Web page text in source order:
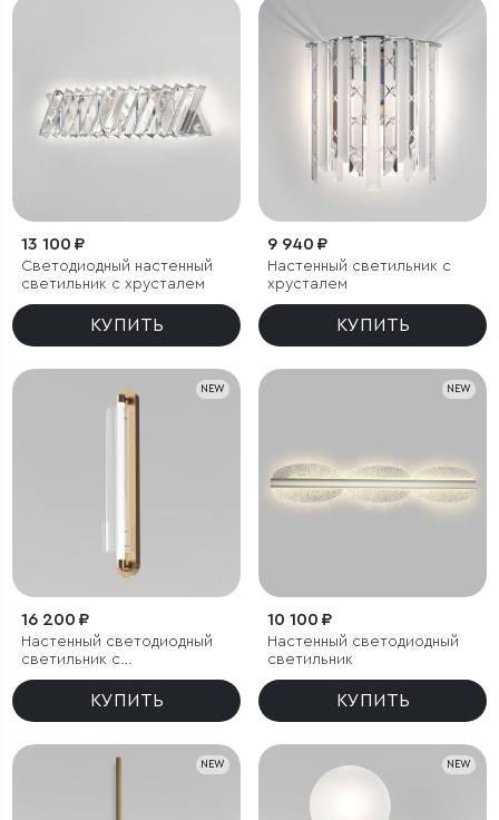
13 100 ₽
Светодиодный настенный
светильник с хрусталем
КУПИТЬ
9 940 ₽
Настенный светильник с
хрусталем
КУПИТЬ
NEW
16 200 ₽
Настенный светодиодный
светильник с
регулировкой цветовой
температурыКУПИТЬ
NEW
10 100 ₽
Настенный светодиодный
светильник
КУПИТЬ
NEW NEW